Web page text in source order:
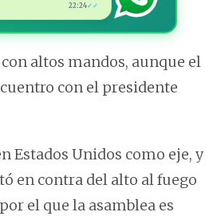
22:24✓✓
altos mandos, aunque el
con el presidente
Estados Unidos como eje, y
en contra del alto al fuego
el que la asamblea es